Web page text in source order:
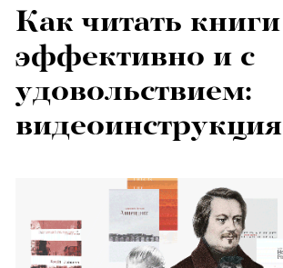
Как читать книги
эффективно и с
удовольствием:
видеоинструкция